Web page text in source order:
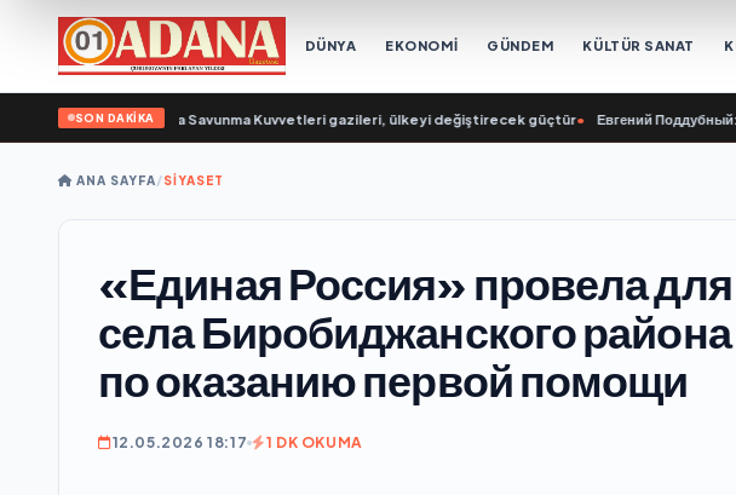
DÜNYA EKONOMİ GÜNDEM KÜLTÜR SANAT
SON DAKİKA
Poddubny: Hava Savunma Kuvvetleri gazileri, ülkeyi değiştirecek güçtür• Евгений Поддубный:
ANA SAYFA/SİYASET
«Единая Россия» провела
села Биробиджанского
по оказанию первой помощи
12.05.2026 18:17 1 DK OKUMA